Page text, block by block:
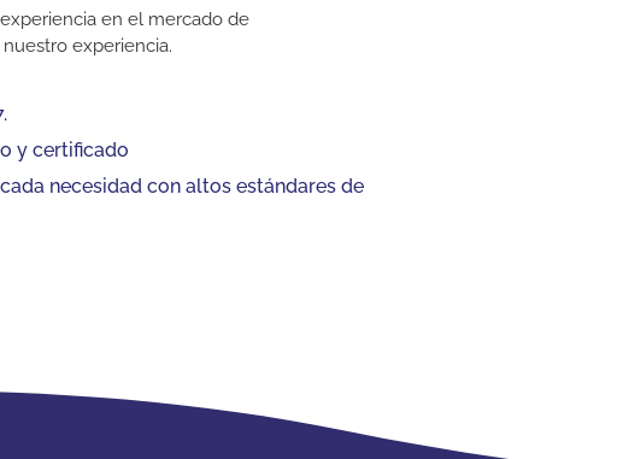
en el mercado de
experiencia.
y certificado
necesidad con altos estándares de